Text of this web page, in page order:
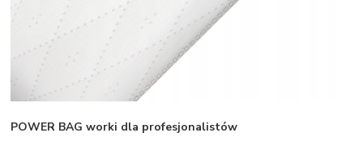
POWER BAG worki dla profesjonalistów